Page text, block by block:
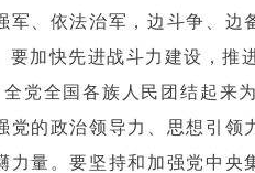
军、依法治军，边斗争、边
要加快先进战斗力建设，推
党全国各族人民团结起来
党的政治领导力、思想引
力量。要坚持和加强党中央